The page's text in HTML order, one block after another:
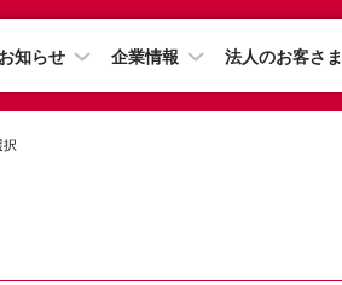
お知らせ 企業情報 法人のお客さま
択